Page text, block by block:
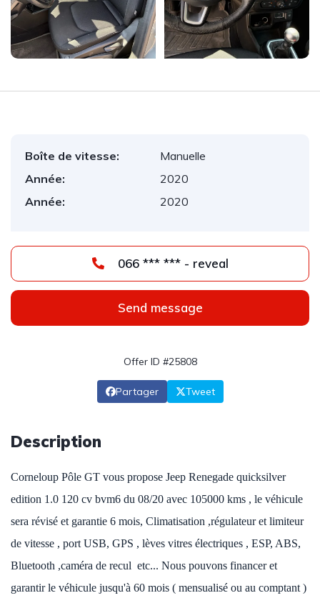
Boîte de vitesse:
Manuelle
Année:
2020
Année:
2020
066 *** *** - reveal
Send message
Offer ID #25808
Partager Tweet
Description
Corneloup Pôle GT vous propose Jeep Renegade quicksilver
edition 1.0 120 cv bvm6 du 08/20 avec 105000 kms , le véhicule
sera révisé et garantie 6 mois, Climatisation ,régulateur et limiteur
de vitesse , port USB, GPS , lèves vitres électriques , ESP, ABS,
Bluetooth ,caméra de recul etc... Nous pouvons financer et
garantir le véhicule jusqu'à 60 mois ( mensualisé ou au comptant )